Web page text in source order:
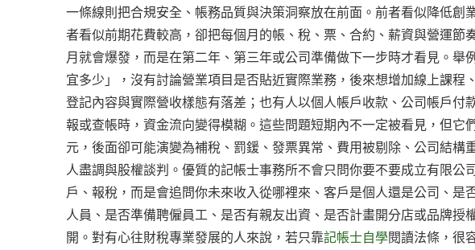
一條線則把合規安全、帳務品質與決策洞察放在前面。前者看似降低創
者看似前期花費較高，卻把每個月的帳、稅、票、合約、薪資與營運節
月就會爆發，而是在第二年、第三年或公司準備做下一步時才看見。
宜多少」，沒有討論營業項目是否貼近實際業務，後來想增加線上課
登記內容與實際營收樣態有落差；也有人以個人帳戶收款、公司帳戶付
報或查帳時，資金流向變得模糊。這些問題短期內不一定被看見，但
元，後面卻可能演變為補稅、罰鍰、發票異常、費用被剔除、公司結
人盡調與股權談判。優質的記帳士事務所不會只問你要不要成立有限
戶、報稅，而是會追問你未來收入從哪裡來、客戶是個人還是公司、
人員、是否準備聘僱員工、是否有親友出資、是否計畫開分店或品牌
開。對有心往財稅專業發展的人來說，若只靠記帳士自學閱讀法條，很